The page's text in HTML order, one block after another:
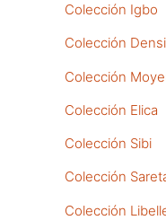
Colección Igbo
Colección
Colección
Colección Elica
Colección Sibi
Colección
Colección